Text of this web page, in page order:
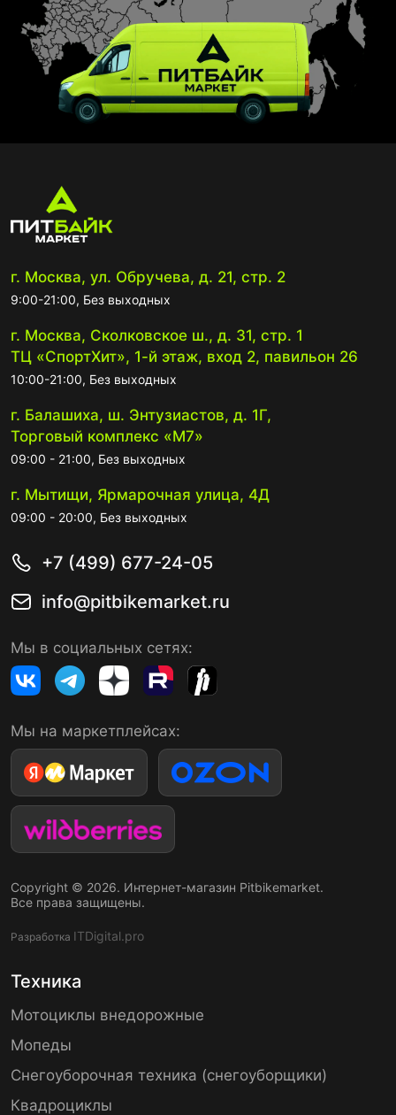
г. Москва, ул. Обручева, д. 21, стр. 2
9:00-21:00, Без выходных
г. Москва, Сколковское ш., д. 31, стр. 1
ТЦ «СпортХит», 1-й этаж, вход 2, павильон 26
10:00-21:00, Без выходных
г. Балашиха, ш. Энтузиастов, д. 1Г,
Торговый комплекс «М7»
09:00 - 21:00, Без выходных
г. Мытищи, Ярмарочная улица, 4Д
09:00 - 20:00, Без выходных
+7 (499) 677-24-05
info@pitbikemarket.ru
Мы в социальных сетях:
Мы на маркетплейсах:
Copyright © 2026. Интернет-магазин Pitbikemarket.
Все права защищены.
Разработка ITDigital.pro
Техника
Мотоциклы внедорожные
Мопеды
Снегоуборочная техника (снегоуборщики)
Квадроциклы